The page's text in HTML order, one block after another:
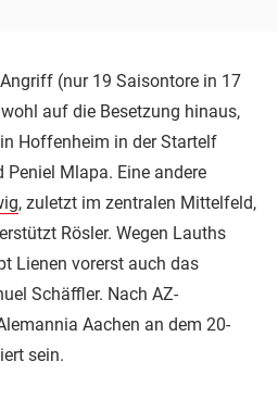
(nur 19 Saisontore in 17
auf die Besetzung hinaus,
Hoffenheim in der Startelf
Mlapa. Eine andere
, zuletzt im zentralen Mittelfeld,
Rösler. Wegen Lauths
Lienen vorerst auch das
Schäffler. Nach AZ-
Aachen an dem 20-
sein.